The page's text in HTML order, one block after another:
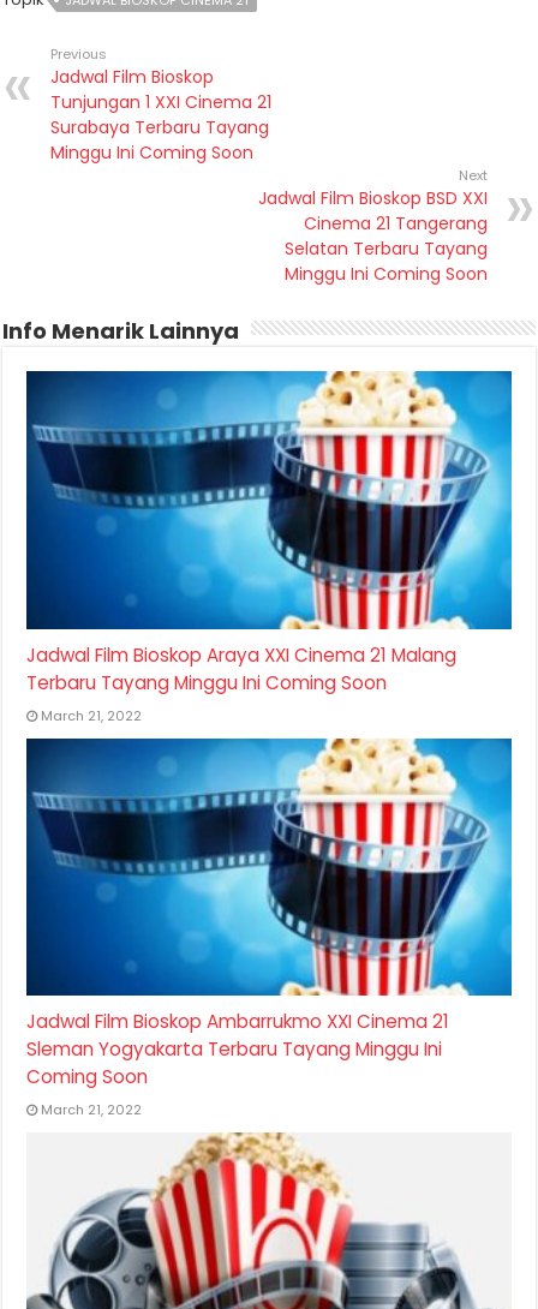
Previous
Jadwal Film Bioskop
Tunjungan 1 XXI Cinema 21
Surabaya Terbaru Tayang
Minggu Ini Coming Soon
Next
Jadwal Film Bioskop BSD XXI
Cinema 21 Tangerang
Selatan Terbaru Tayang
Minggu Ini Coming Soon
Info Menarik Lainnya
Jadwal Film Bioskop Araya XXI Cinema 21 Malang
Terbaru Tayang Minggu Ini Coming Soon
March 21, 2022
Jadwal Film Bioskop Ambarrukmo XXI Cinema 21
Sleman Yogyakarta Terbaru Tayang Minggu Ini
Coming Soon
March 21, 2022